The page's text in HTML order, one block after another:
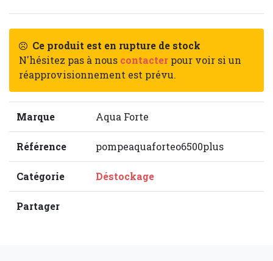
Ce produit est en rupture de stock
N'hésitez pas à nous contacter pour voir si un
réapprovisionnement est prévu.
Marque Aqua Forte
Référence pompeaquaforteo6500plus
Catégorie Déstockage
Partager